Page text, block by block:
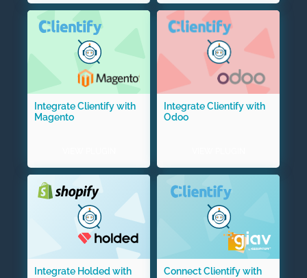
Integrate Clientify with
Magento
Integrate Clientify with
Odoo
Integrate Holded with
Connect Clientify with